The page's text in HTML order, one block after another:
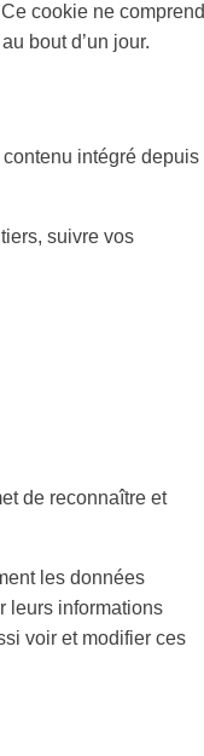
cookie ne comprend
bout d’un jour.
intégré depuis
suivre vos
de reconnaître et
les données
leurs informations
voir et modifier ces